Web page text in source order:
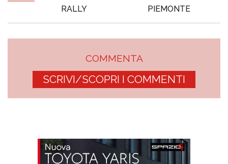
RALLY
PIEMONTE
COMMENTA
SCRIVI/SCOPRI I COMMENTI